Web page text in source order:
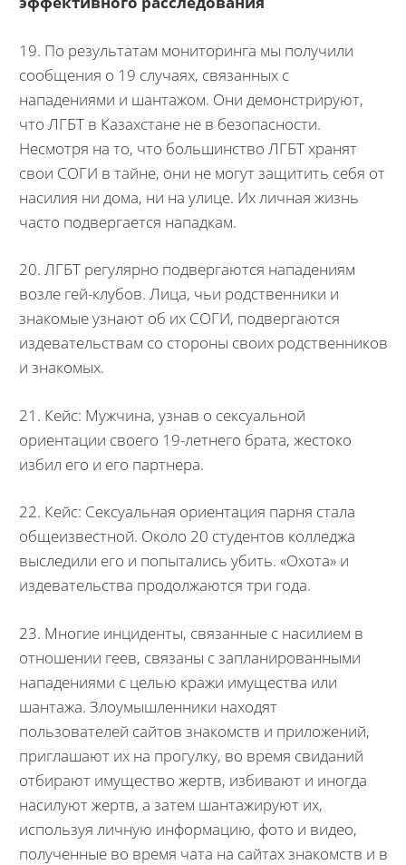
19. По результатам мониторинга мы получили
сообщения о 19 случаях, связанных с
нападениями и шантажом. Они демонстрируют,
что ЛГБТ в Казахстане не в безопасности.
Несмотря на то, что большинство ЛГБТ хранят
свои СОГИ в тайне, они не могут защитить себя от
насилия ни дома, ни на улице. Их личная жизнь
часто подвергается нападкам.
20. ЛГБТ регулярно подвергаются нападениям
возле гей-клубов. Лица, чьи родственники и
знакомые узнают об их СОГИ, подвергаются
издевательствам со стороны своих родственников
и знакомых.
21. Кейс: Мужчина, узнав о сексуальной
ориентации своего 19-летнего брата, жестоко
избил его и его партнера.
22. Кейс: Сексуальная ориентация парня стала
общеизвестной. Около 20 студентов колледжа
выследили его и попытались убить. «Охота» и
издевательства продолжаются три года.
23. Многие инциденты, связанные с насилием в
отношении геев, связаны с запланированными
нападениями с целью кражи имущества или
шантажа. Злоумышленники находят
пользователей сайтов знакомств и приложений,
приглашают их на прогулку, во время свиданий
отбирают имущество жертв, избивают и иногда
насилуют жертв, а затем шантажируют их,
используя личную информацию, фото и видео,
полученные во время чата на сайтах знакомств и в